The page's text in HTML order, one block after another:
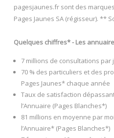
pagesjaunes.fr sont des
Pages Jaunes SA (régisseur). **
Quelques chiffres* - Les
7 millions de consultations
70 % des particuliers et des
Pages Jaunes* chaque année
Taux de satisfaction
l’Annuaire (Pages Blanches*)
81 millions en moyenne par
l’Annuaire* (Pages Blanches*)